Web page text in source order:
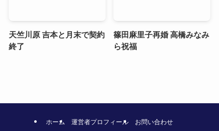
天竺川原 吉本と月末で契約
終了
篠田麻里子再婚 高橋みなみ
ら祝福
ホーム 運営者プロフィール
お問い合わせ